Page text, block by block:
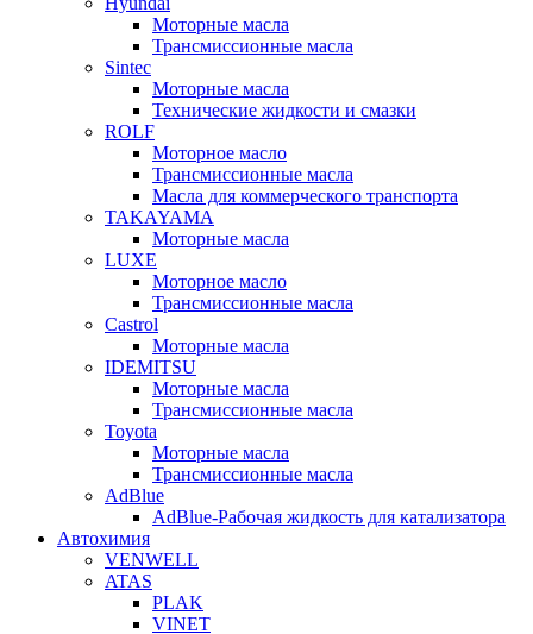
Моторные масла
Трансмиссионные масла
Sintec
Моторные масла
Технические жидкости и смазки
ROLF
Моторное масло
Трансмиссионные масла
Масла для коммерческого транспорта
TAKAYAMA
Моторные масла
LUXE
Моторное масло
Трансмиссионные масла
Castrol
Моторные масла
IDEMITSU
Моторные масла
Трансмиссионные масла
Toyota
Моторные масла
Трансмиссионные масла
AdBlue
AdBlue-Рабочая жидкость для катализатора
Автохимия
VENWELL
ATAS
PLAK
VINET